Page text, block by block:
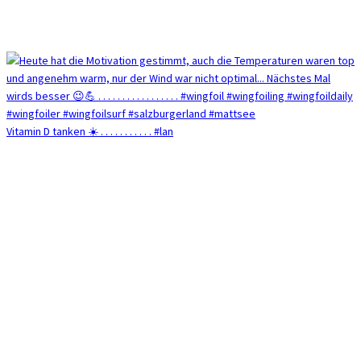
Vitamin D tanken ☀️ . . . . . . . . . . . #lan